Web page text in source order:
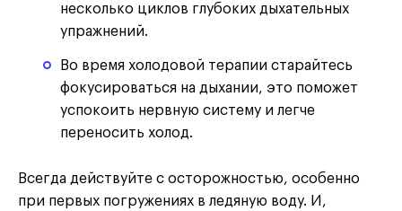
несколько циклов глубоких дыхательных
упражнений.
Во время холодовой терапии старайтесь
фокусироваться на дыхании, это поможет
успокоить нервную систему и легче
переносить холод.
Всегда действуйте с осторожностью, особенно
при первых погружениях в ледяную воду. И,